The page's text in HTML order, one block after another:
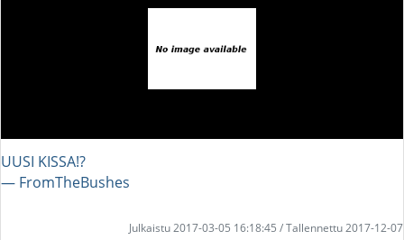
UUSI KISSA!?
― FromTheBushes
Julkaistu 2017-03-05 16:18:45 / Tallennettu 2017-12-07